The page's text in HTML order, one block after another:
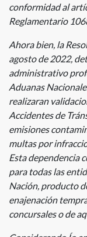
conformidad al
Reglamentario
Ahora bien, la
agosto de 2022,
administrativo
Aduanas
realizaran
Accidentes de
emisiones
multas por
Esta dependencia
para todas las
Nación, producto
enajenación
concursales o de